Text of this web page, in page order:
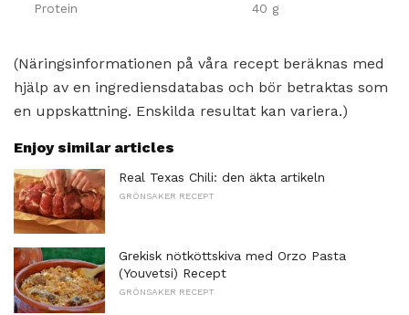
Protein 40 g
(Näringsinformationen på våra recept beräknas med
hjälp av en ingrediensdatabas och bör betraktas som
en uppskattning. Enskilda resultat kan variera.)
Enjoy similar articles
Real Texas Chili: den äkta artikeln
GRÖNSAKER RECEPT
Grekisk nötköttskiva med Orzo Pasta
(Youvetsi) Recept
GRÖNSAKER RECEPT